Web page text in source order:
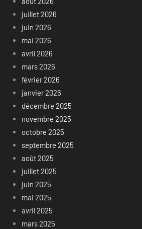
juillet 2026
juin 2026
mai 2026
avril 2026
mars 2026
février 2026
janvier 2026
décembre 2025
novembre 2025
octobre 2025
septembre 2025
août 2025
juillet 2025
juin 2025
mai 2025
avril 2025
mars 2025